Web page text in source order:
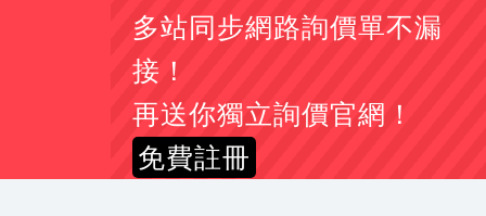
多站同步網路詢價單不漏
接！
再送你獨立詢價官網！
免費註冊